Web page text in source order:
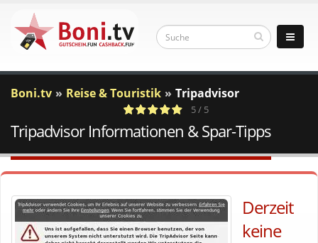
Boni.tv Reise & Touristik Tripadvisor
a
c
1 Votes
5 / 5
Tripadvisor Informationen & Spar-Tipps
Derzeit
keine